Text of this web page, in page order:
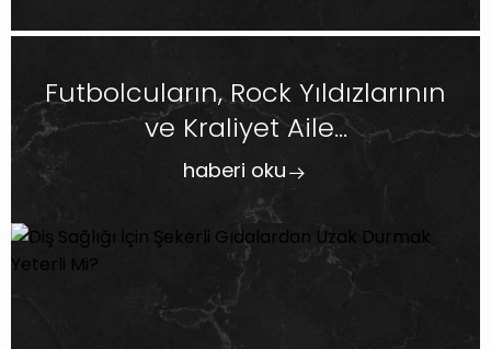
Futbolcuların, Rock Yıldızlarının
ve Kraliyet Aile...
haberi oku